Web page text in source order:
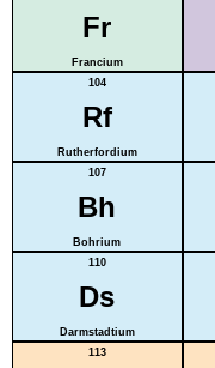
Fr
Francium
104
Rf
Rutherfordium
107
Bh
Bohrium
110
Ds
Darmstadtium
113